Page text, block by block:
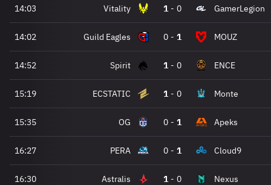
14:03 Vitality 1 - 0 GamerLegion
14:02 Guild Eagles 0 - 1 MOUZ
14:52 Spirit 1 - 0 ENCE
15:19 ECSTATIC 1 - 0 Monte
15:35 OG 0 - 1 Apeks
16:27 PERA 0 - 1 Cloud9
16:30 Astralis 1 - 0 Nexus